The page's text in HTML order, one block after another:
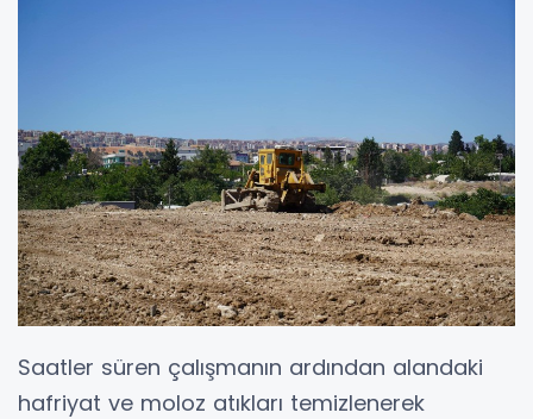
Saatler süren çalışmanın ardından alandaki
hafriyat ve moloz atıkları temizlenerek